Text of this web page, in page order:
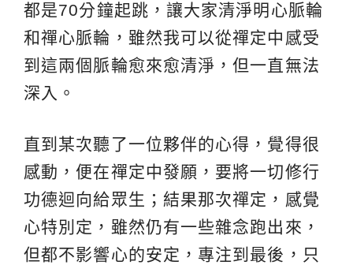
都是70分鐘起跳，讓大家清淨明心脈輪
和禪心脈輪，雖然我可以從禪定中感受
到這兩個脈輪愈來愈清淨，但一直無法
深入。
直到某次聽了一位夥伴的心得，覺得很
感動，便在禪定中發願，要將一切修行
功德迴向給眾生；結果那次禪定，感覺
心特別定，雖然仍有一些雜念跑出來，
但都不影響心的安定，專注到最後，只